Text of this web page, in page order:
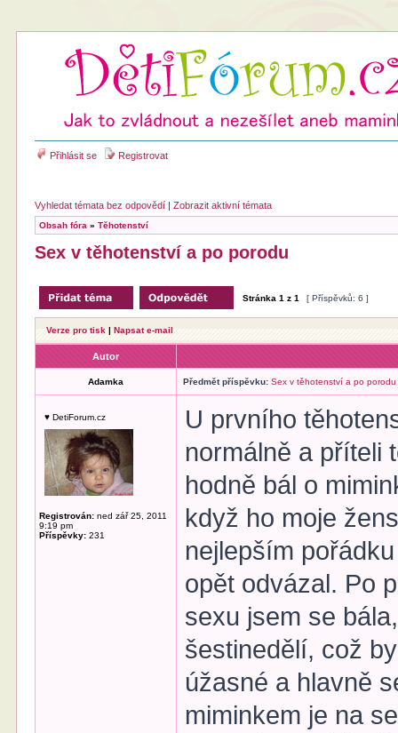
Přihlásit se Registrovat
Vyhledat témata bez odpovědí |Zobrazit aktivní témata
Obsah fóra »Těhotenství
Sex v těhotenství a po porodu
Stránka1 z1 [ Příspěvků: 6 ]
Verze pro tisk |Napsat e-mail
Autor
Adamka Předmět příspěvku: Sex v těhotenství a po porodu
♥ DetiForum.cz
Registrován: ned zář 25, 2011
9:19 pm
Příspěvky: 231
U prvního
normálně a příteli
hodně bál o
když ho moje
nejlepším
opět odvázal. Po
sexu jsem se
šestinedělí, což
úžasné a hlavně
miminkem je na